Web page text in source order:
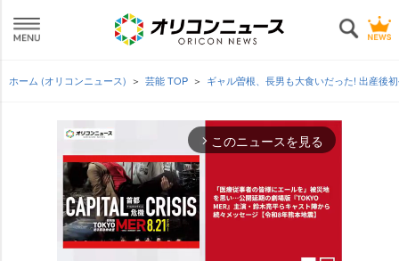
ホーム (オリコンニュース) 芸能 TOP ギャル曽根、長男も大食いだった! 出産後
arrow_forward_ios このニュースを見る